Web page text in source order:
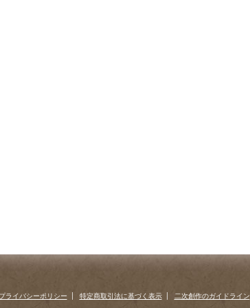
ライバシーポリシー 特定商取引法に基づく表示 二次創作のガイドライン